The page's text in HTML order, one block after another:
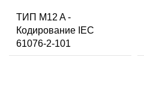
ТИП M12 A -
Кодирование IEC
61076-2-101